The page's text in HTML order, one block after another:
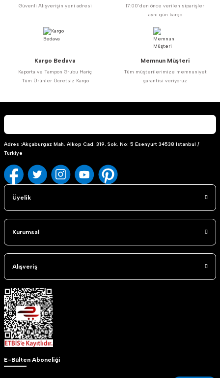
Güvenli Alışverişin yeni adresi
17:00’den önce verilen siparişler
aynı gün kargo
Kargo Bedava
Kaporta ve Tampon Grubu Hariç
Tüm Ürünler Ücretsiz Kargo
Memnun Müşteri
Tüm müşterilerimize memnuniyet
garantisi veriyoruz
Adres :Akçaburgaz Mah. Alkop Cad. 319. Sok. No: 5 Esenyurt 34538 Istanbul /
Turkiye
Üyelik
Kurumsal
Alışveriş
E-Bülten Aboneliği